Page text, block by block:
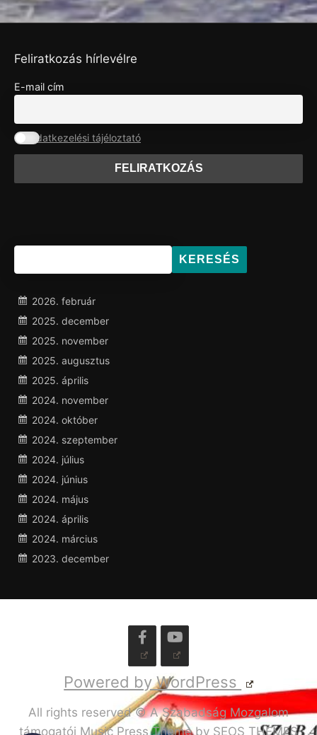
Feliratkozás hírlevélre
E-mail cím
Adatkezelési tájéloztató
KERESÉS
2026. február
2025. december
2025. november
2025. augusztus
2025. április
2024. november
2024. október
2024. szeptember
2024. július
2024. június
2024. május
2024. április
2024. március
2023. december
Powered by WordPress
All rights reserved © A Szabadság Mozgalom
támogatói Music Press Theme by SEOS THEMES